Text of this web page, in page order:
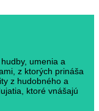
umenia a
z ktorých prináša
z hudobného a
ktoré vnášajú